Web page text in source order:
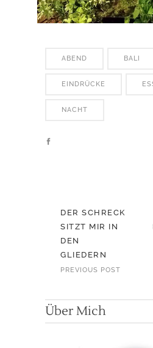
ABEND BALI
EINDRÜCKE
NACHT
DER SCHRECK
SITZT MIR IN
DEN
GLIEDERN
PREVIOUS POST
Über Mich